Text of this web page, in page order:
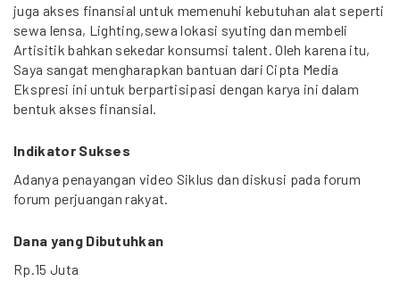
juga akses finansial untuk memenuhi kebutuhan alat seperti
sewa lensa, Lighting,sewa lokasi syuting dan membeli
Artisitik bahkan sekedar konsumsi talent. Oleh karena itu,
Saya sangat mengharapkan bantuan dari Cipta Media
Ekspresi ini untuk berpartisipasi dengan karya ini dalam
bentuk akses finansial.
Indikator Sukses
Adanya penayangan video Siklus dan diskusi pada forum
forum perjuangan rakyat.
Dana yang Dibutuhkan
Rp.15 Juta